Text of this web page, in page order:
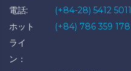
電話:
(+84-28) 5412 5011
ホット
ライ
ン：
(+84) 786 359 178